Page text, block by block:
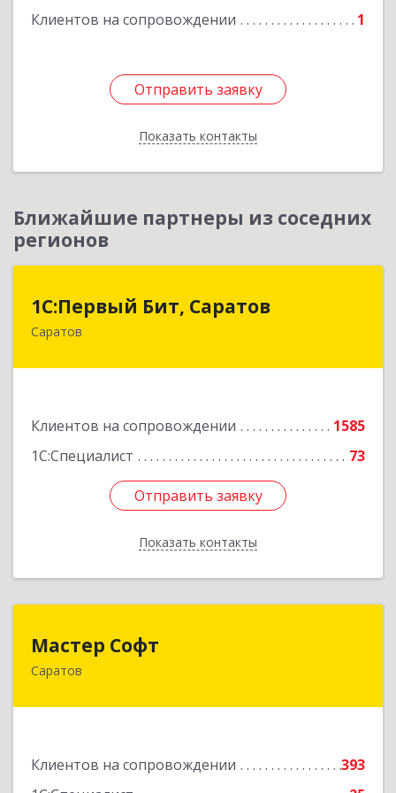
Клиентов на сопровождении 1
Отправить заявку
Показать контакты
Отправить заявку
Назад
Ближайшие партнеры из соседних
регионов
1С:Первый Бит, Саратов
Саратов
Клиентов на сопровождении
1585
1С:Специалист
73
Отправить заявку
Показать контакты
1С:Первый Бит, Саратов
Отправить заявку
Назад
Мастер Софт
Саратов
Клиентов на сопровождении
393